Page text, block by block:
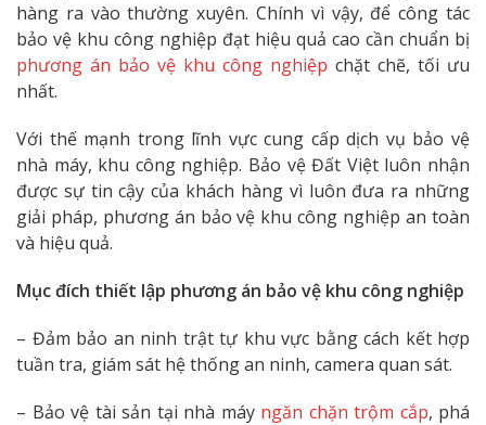
hàng ra vào thường xuyên. Chính vì vậy, để công tác
bảo vệ khu công nghiệp đạt hiệu quả cao cần chuẩn bị
phương án bảo vệ khu công nghiệp chặt chẽ, tối ưu
nhất.
Với thế mạnh trong lĩnh vực cung cấp dịch vụ bảo vệ
nhà máy, khu công nghiệp. Bảo vệ Đất Việt luôn nhận
được sự tin cậy của khách hàng vì luôn đưa ra những
giải pháp, phương án bảo vệ khu công nghiệp an toàn
và hiệu quả.
Mục đích thiết lập phương án bảo vệ khu công nghiệp
– Đảm bảo an ninh trật tự khu vực bằng cách kết hợp
tuần tra, giám sát hệ thống an ninh, camera quan sát.
– Bảo vệ tài sản tại nhà máy ngăn chặn trộm cắp, phá